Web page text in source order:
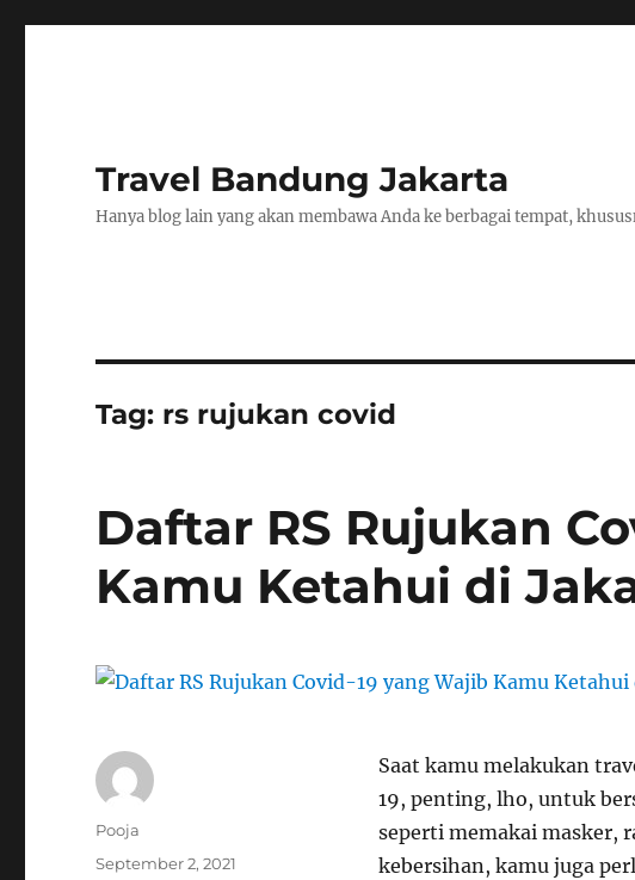
Travel Bandung Jakarta
Hanya blog lain yang akan membawa Anda ke berbagai tempat,
Tag: rs rujukan covid
Daftar RS Rujukan
Kamu Ketahui di
Saat kamu melakukan
19, penting, lho, untuk
seperti memakai masker,
kebersihan, kamu juga
Author
Pooja
Posted
September 2, 2021